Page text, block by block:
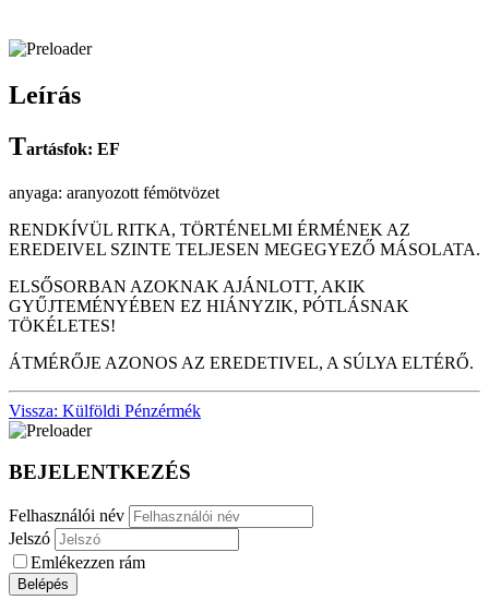
Leírás
Tartásfok: EF
anyaga: aranyozott fémötvözet
RENDKÍVÜL RITKA, TÖRTÉNELMI ÉRMÉNEK AZ
EREDEIVEL SZINTE TELJESEN MEGEGYEZŐ MÁSOLATA.
ELSŐSORBAN AZOKNAK AJÁNLOTT, AKIK
GYŰJTEMÉNYÉBEN EZ HIÁNYZIK, PÓTLÁSNAK
TÖKÉLETES!
ÁTMÉRŐJE AZONOS AZ EREDETIVEL, A SÚLYA ELTÉRŐ.
Vissza: Külföldi Pénzérmék
BEJELENTKEZÉS
Felhasználói név
Jelszó
Emlékezzen rám
Belépés